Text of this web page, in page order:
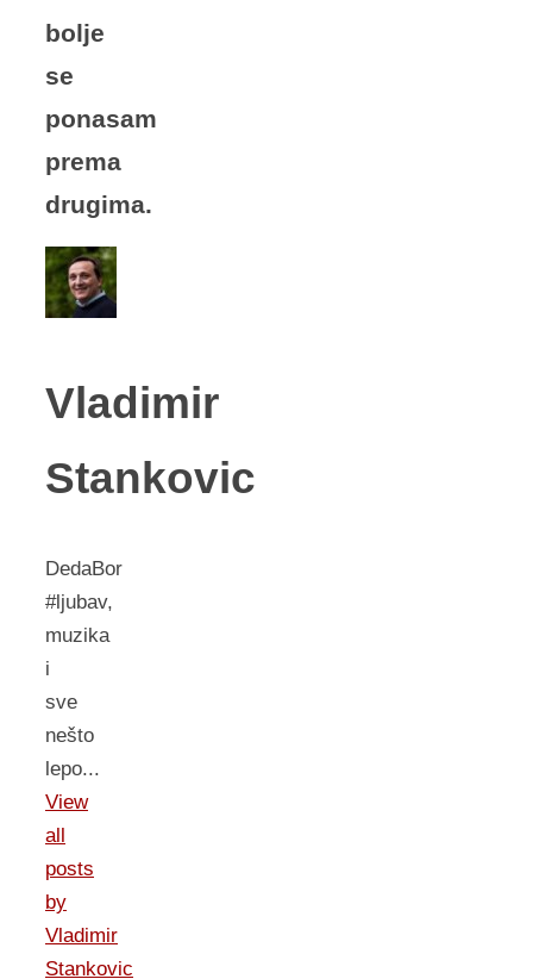
bolje
se
ponasam
prema
drugima.
Vladimir
Stankovic
DedaBor
#ljubav,
muzika
i
sve
nešto
lepo...
View
all
posts
by
Vladimir
Stankovic